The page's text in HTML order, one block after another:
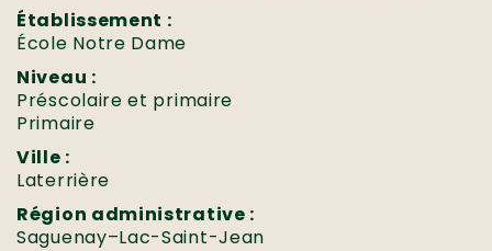
Établissement :
École Notre Dame
Niveau :
Préscolaire et primaire
Primaire
Ville :
Laterrière
Région administrative :
Saguenay–Lac-Saint-Jean